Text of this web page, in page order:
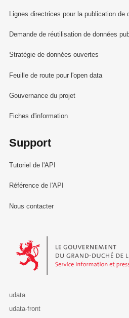
Lignes directrices pour la publication de
Demande de réutilisation de données
Stratégie de données ouvertes
Feuille de route pour l'open data
Gouvernance du projet
Fiches d'information
Support
Tutoriel de l'API
Référence de l'API
Nous contacter
Le Gouvernement du Grand-Duché
udata
udata-front